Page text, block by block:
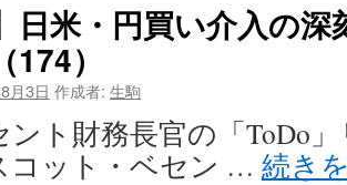
日米・円買い介入の
）
月3日 作成者: 生駒
ント財務長官の「ToDo
コット・ベセン … 続き